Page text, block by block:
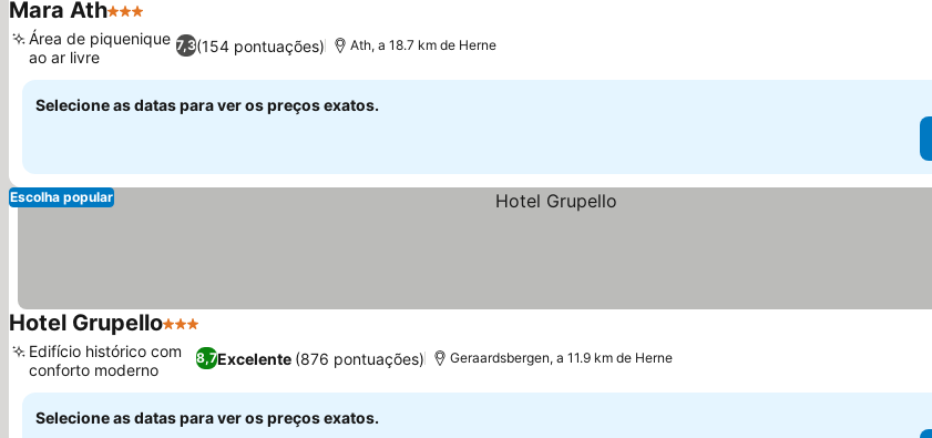
Mara Ath3 Estrelas
7,3(154 pontuações)
Área de piquenique
ao ar livre
Ath, a 18.7 km de Herne
Selecione as datas para ver os preços exatos.
Escolha popular
Hotel Grupello3 Estrelas
8,7Excelente (876 pontuações)
Edifício histórico com
conforto moderno
Geraardsbergen, a 11.9 km de Herne
Selecione as datas para ver os preços exatos.